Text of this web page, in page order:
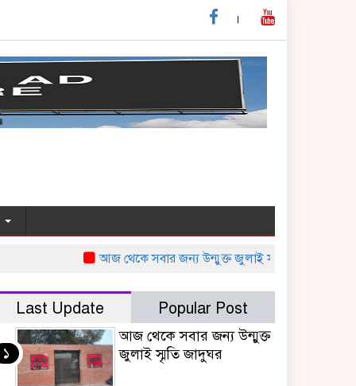
আজ থেকে সবার জন্য উন্মুক্ত জুলাই স্মৃতি জাদুঘর
Last Update Popular Post
১
আজ থেকে সবার জন্য উন্মুক্ত
জুলাই স্মৃতি জাদুঘর